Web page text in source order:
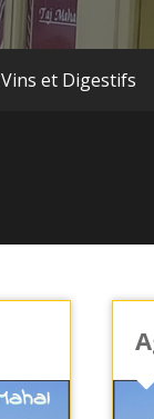
Vins et Digestifs